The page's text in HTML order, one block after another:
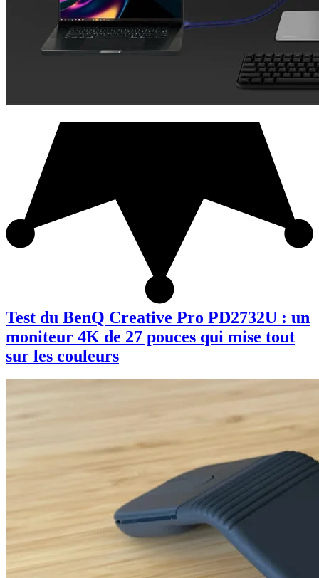
Test du BenQ Creative Pro PD2732U : un
moniteur 4K de 27 pouces qui mise tout
sur les couleurs